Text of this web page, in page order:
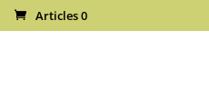
Articles 0